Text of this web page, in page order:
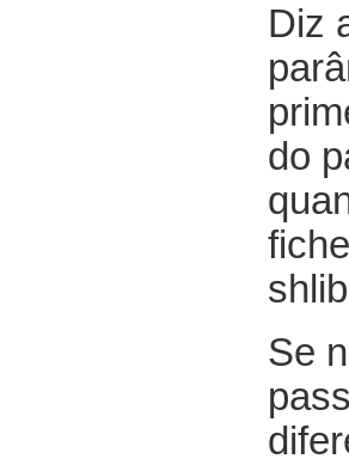
Diz
do
Se